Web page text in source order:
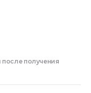
после получения